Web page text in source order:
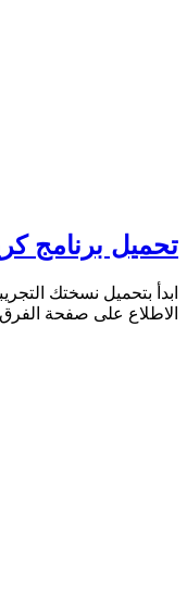
تحميل برنامج
ابدأ بتحميل نسختك
الاطلاع على صفحة